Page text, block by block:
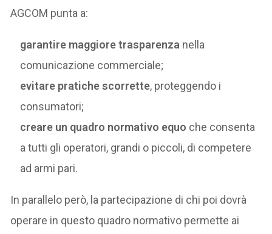
AGCOM punta a:
garantire maggiore trasparenza nella
comunicazione commerciale;
evitare pratiche scorrette, proteggendo i
consumatori;
creare un quadro normativo equo che consenta
a tutti gli operatori, grandi o piccoli, di competere
ad armi pari.
In parallelo però, la partecipazione di chi poi dovrà
operare in questo quadro normativo permette ai